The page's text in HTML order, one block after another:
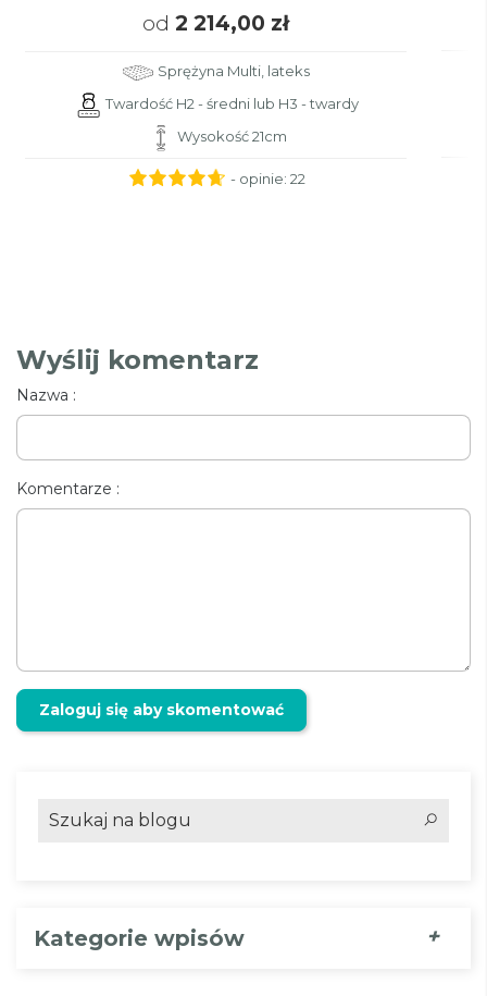
Kategorie wpisów +
od 2 214,00 zł
Sprężyna Multi, lateks
Twardość H2 - średni lub H3 - twardy
Wysokość 21cm
- opinie: 22
Wyślij komentarz
Nazwa :
Komentarze :
Zaloguj się aby skomentować